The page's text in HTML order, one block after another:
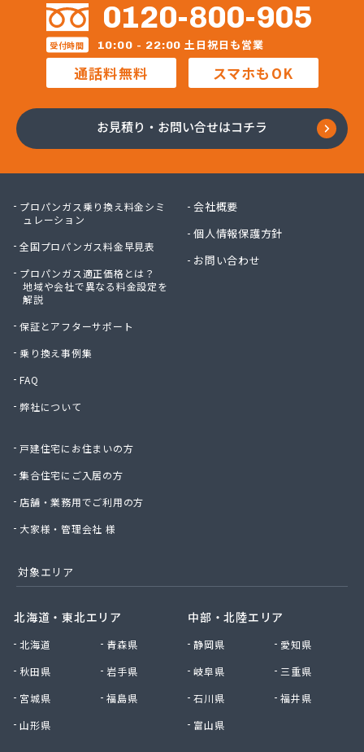
合資会社増井商店
合資会社万九商店
合名会社大友商店
今尾ガス株式会社
三和燃料 市原営業所
山口プロパンガス商会
山十商事株式会社
山川商店
山田ガス店
山田プロパン
山田省三商店
山本プロパンガス
柴田商店
昭洋商事株式会社
松浦石油店燃料部
松原商店
新日本ガス株式会社
新日本ガス株式会社 海津支店
新日本ガス株式会社 各務原支店
新日本ガス株式会社 東濃支店
新日本ガス株式会社 本巣支店
森屋石油
杉浦プロパン瓦斯
西田和三
0120-800-905
受付時間 10:00 - 22:00 土日祝日も営業
通話料無料 スマホもOK
お見積り・お問い合せはコチラ
プロパンガス乗り換え料金シミ
ュレーション
全国プロパンガス料金早見表
プロパンガス適正価格とは？
地域や会社で異なる料金設定を
解説
保証とアフターサポート
乗り換え事例集
FAQ
弊社について
戸建住宅にお住まいの方
集合住宅にご入居の方
店舗・業務用でご利用の方
大家様・管理会社 様
会社概要
個人情報保護方針
お問い合わせ
対象エリア
北海道・東北エリア
北海道
青森県
秋田県
岩手県
宮城県
福島県
山形県
中部・北陸エリア
静岡県
愛知県
岐阜県
三重県
石川県
福井県
富山県